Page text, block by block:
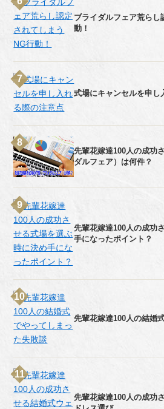
ブライダルフェア荒らし
動！
式場にキャンセルを申し
先輩花嫁達100人の成功
ダルフェア）は何件？
先輩花嫁達100人の成功
手になったポイント？
先輩花嫁達100人の結婚
先輩花嫁達100人の成功